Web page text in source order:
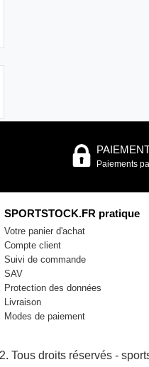
Paiements
SPORTSTOCK.FR pratique
Votre panier d'achat
Compte client
Suivi de commande
SAV
Protection des données
Livraison
Modes de paiement
Tous droits réservés -